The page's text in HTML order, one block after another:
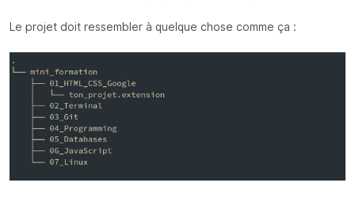
Le projet doit ressembler à quelque chose comme ça :